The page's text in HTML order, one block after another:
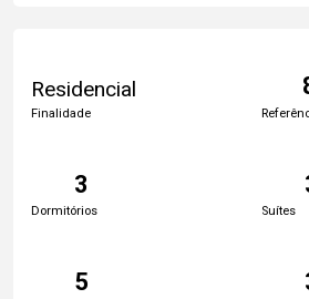
Residencial
Finalidade
3
Dormitórios Suítes
5